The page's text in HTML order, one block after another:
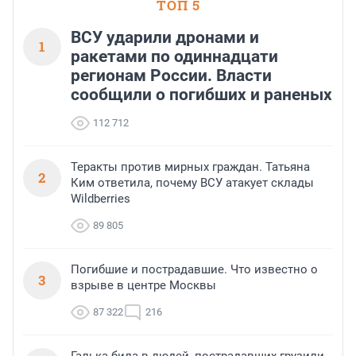
ТОП 5
1
ВСУ ударили дронами и
ракетами по одиннадцати
регионам России. Власти
сообщили о погибших и раненых
112 712
2
Теракты против мирных граждан. Татьяна
Ким ответила, почему ВСУ атакует склады
Wildberries
89 805
3
Погибшие и пострадавшие. Что известно о
взрыве в центре Москвы
87 322 216